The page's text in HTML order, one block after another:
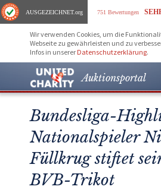
AUSGEZEICHNET.org 751 Bewertungen
Wir verwenden Cookies, um die
Webseite zu gewährleisten und zu
Infos in unserer Datenschutzerklärung.
Auktionsportal
Bundesliga-
Nationalspieler
Füllkrug stiftet
BVB-Trikot